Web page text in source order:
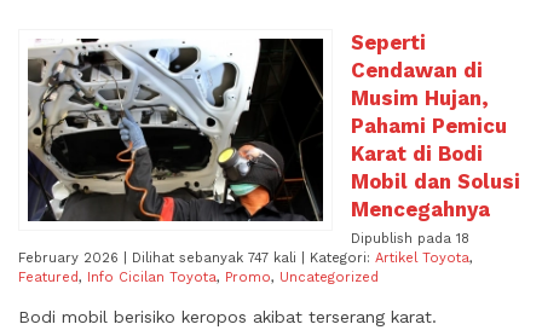
Seperti
Cendawan di
Musim Hujan,
Pahami Pemicu
Karat di Bodi
Mobil dan Solusi
Mencegahnya
Dipublish pada 18
February 2026 | Dilihat sebanyak 747 kali | Kategori: Artikel Toyota,
Featured, Info Cicilan Toyota, Promo, Uncategorized
Bodi mobil berisiko keropos akibat terserang karat.